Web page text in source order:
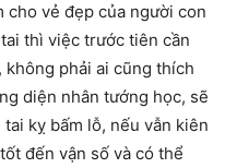
cho vẻ đẹp của người con
thì việc trước tiên cần
không phải ai cũng thích
diện nhân tướng học, sẽ
kỵ bấm lỗ, nếu vẫn kiên
đến vận số và có thể